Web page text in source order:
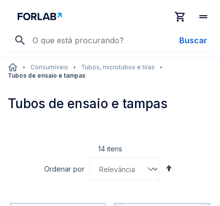
Buscar
Consumíveis
Tubos, microtubos e tiras
Tubos de ensaio e tampas
Tubos de ensaio e tampas
14itens
Ordenar por